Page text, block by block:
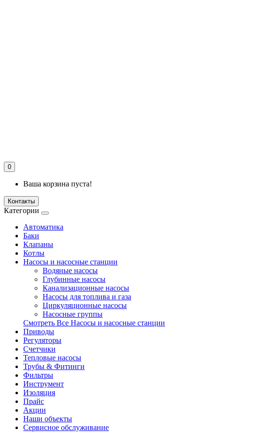
0
Ваша корзина пуста!
Контакты
Категории
Автоматика
Баки
Клапаны
Котлы
Насосы и насосные станции
Водяные насосы
Глубинные насосы
Канализационные насосы
Насосы для топлива и газа
Циркуляционные насосы
Насосные группы
Смотреть Все Насосы и насосные станции
Приводы
Регуляторы
Счетчики
Тепловые насосы
Трубы & Фитинги
Фильтры
Инструмент
Изоляция
Прайс
Акции
Наши объекты
Сервисное обслуживание